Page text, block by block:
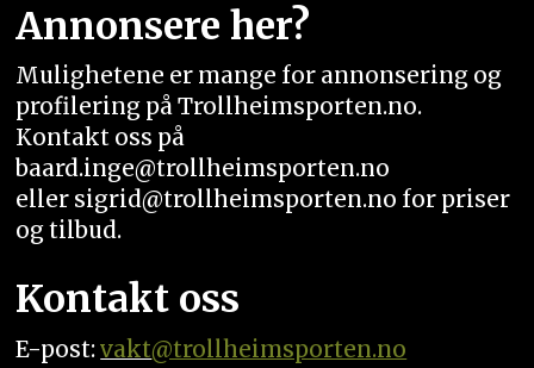
Annonsere her?
Mulighetene er mange for annonsering og
profilering på Trollheimsporten.no.
Kontakt oss på
baard.inge@trollheimsporten.no
eller sigrid@trollheimsporten.no for priser
og tilbud.
Kontakt oss
E-post:vakt@trollheimsporten.no